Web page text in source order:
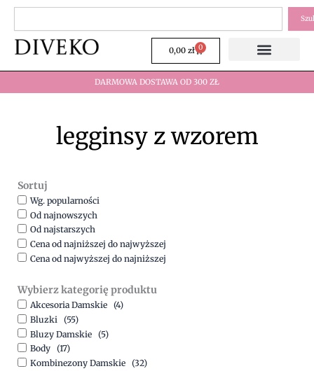
Przejdź
treści
0,00 zł 0
Wózek
DARMOWA DOSTAWA OD 300 ZŁ
legginsy z wzorem
Sortuj
Wg. popularności
Od najnowszych
Od najstarszych
Cena od najniższej do najwyższej
Cena od najwyższej do najniższej
Wybierz kategorię produktu
Akcesoria Damskie (4)
Bluzki (55)
Bluzy Damskie (5)
Body (17)
Kombinezony Damskie (32)